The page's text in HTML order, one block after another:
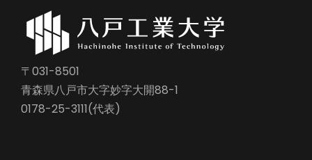
〒031-8501
青森県八戸市大字妙字大開88-1
0178-25-3111(代表)